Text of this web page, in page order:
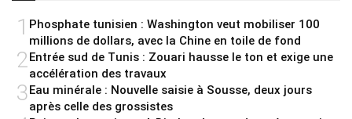
1 Phosphate tunisien : Washington veut mobiliser 100
millions de dollars, avec la Chine en toile de fond
2 Entrée sud de Tunis : Zouari hausse le ton et exige une
accélération des travaux
3 Eau minérale : Nouvelle saisie à Sousse, deux jours
après celle des grossistes